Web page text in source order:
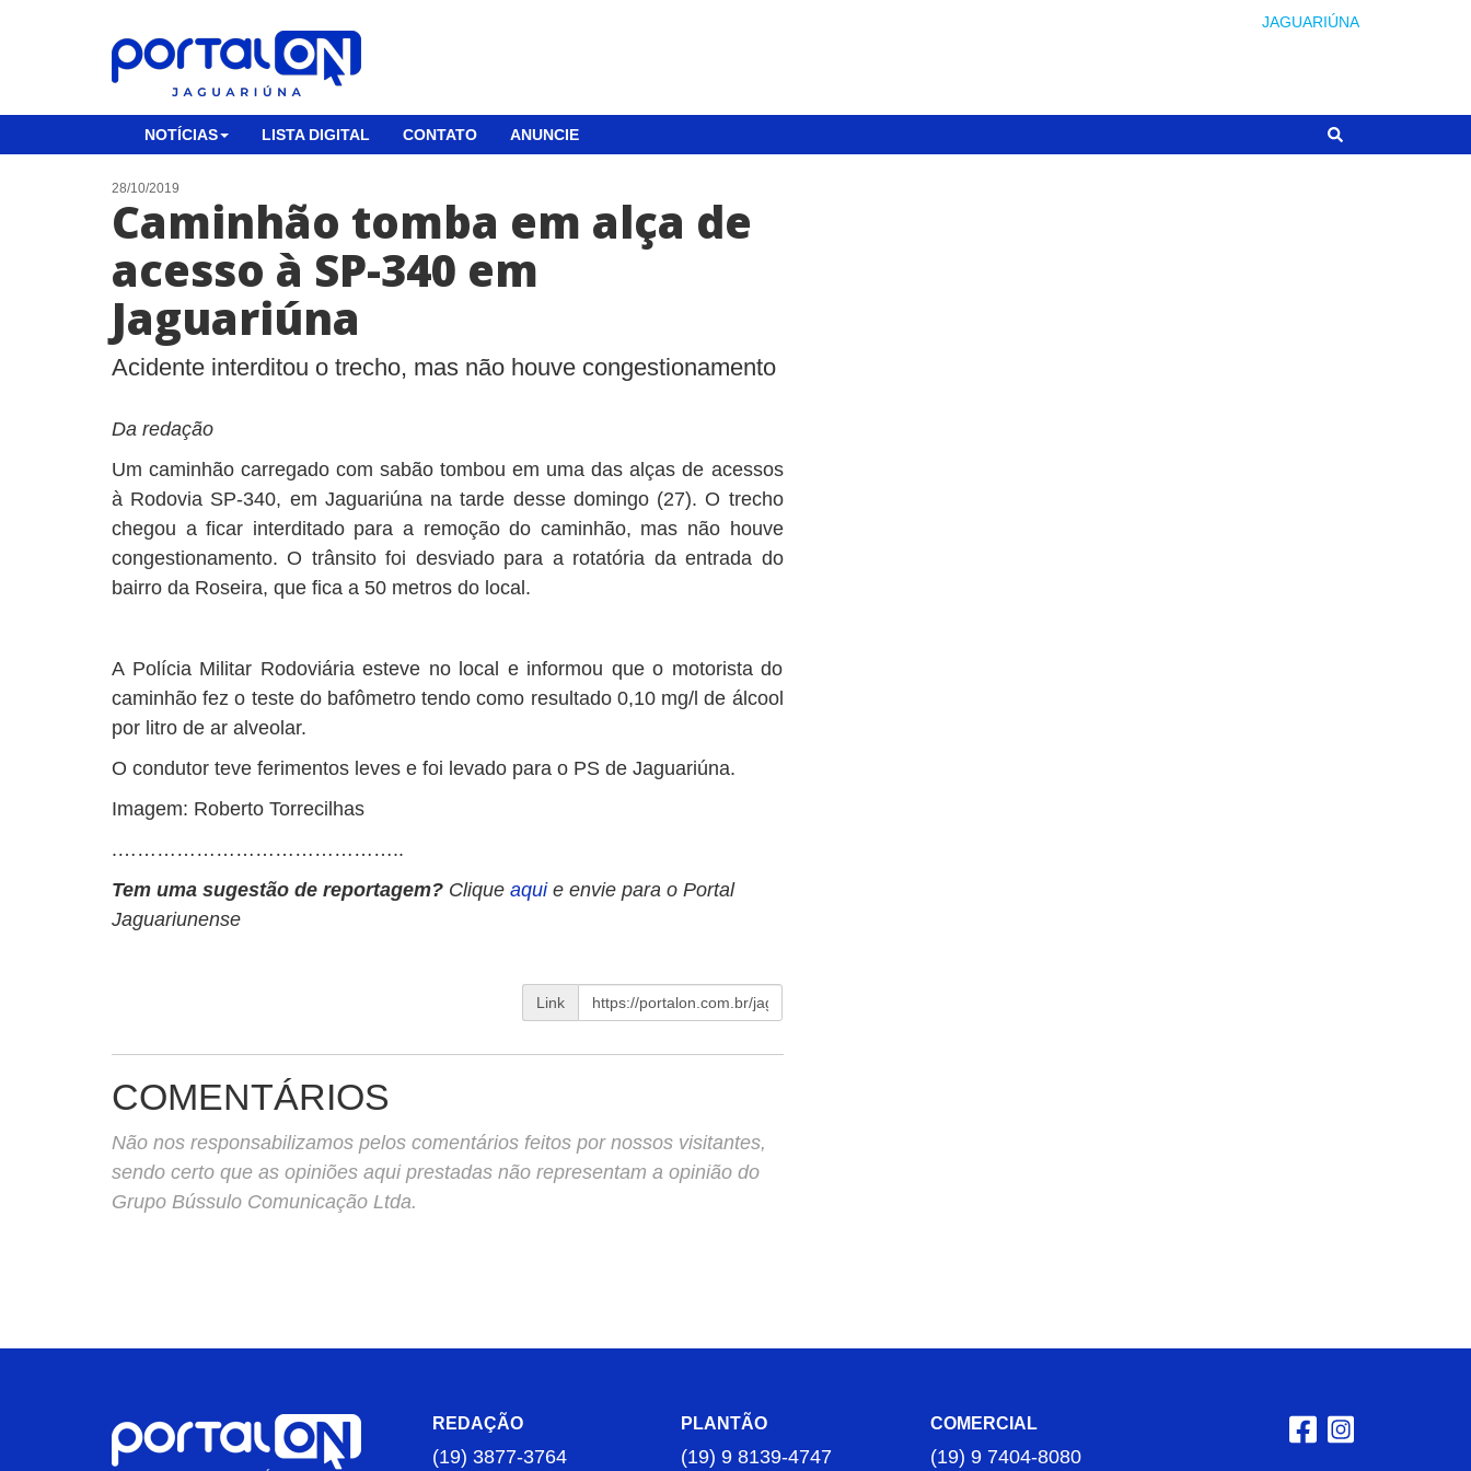
JAGUARIÚNA
NOTÍCIAS LISTA DIGITAL CONTATO ANUNCIE
28/10/2019
Caminhão tomba em alça de
acesso à SP-340 em
Jaguariúna
Acidente interditou o trecho, mas não houve congestionamento
Da redação
Um caminhão carregado com sabão tombou em uma das alças de acessos
à Rodovia SP-340, em Jaguariúna na tarde desse domingo (27). O trecho
chegou a ficar interditado para a remoção do caminhão, mas não houve
congestionamento. O trânsito foi desviado para a rotatória da entrada do
bairro da Roseira, que fica a 50 metros do local.
A Polícia Militar Rodoviária esteve no local e informou que o motorista do
caminhão fez o teste do bafômetro tendo como resultado 0,10 mg/l de álcool
por litro de ar alveolar.
O condutor teve ferimentos leves e foi levado para o PS de Jaguariúna.
Imagem: Roberto Torrecilhas
.……………………………………..
Tem uma sugestão de reportagem? Clique aqui e envie para o Portal
Jaguariunense
Link
COMENTÁRIOS
Não nos responsabilizamos pelos comentários feitos por nossos visitantes,
sendo certo que as opiniões aqui prestadas não representam a opinião do
Grupo Bússulo Comunicação Ltda.
REDAÇÃO
(19) 3877-3764
PLANTÃO
(19) 9 8139-4747
COMERCIAL
(19) 9 7404-8080